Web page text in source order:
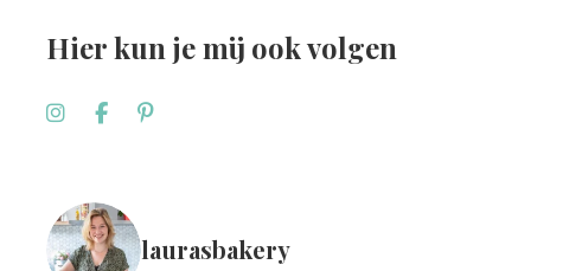
Hier kun je mij ook volgen
laurasbakery